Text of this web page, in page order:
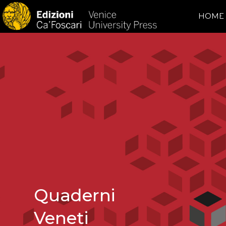
HOME
Quaderni
Veneti